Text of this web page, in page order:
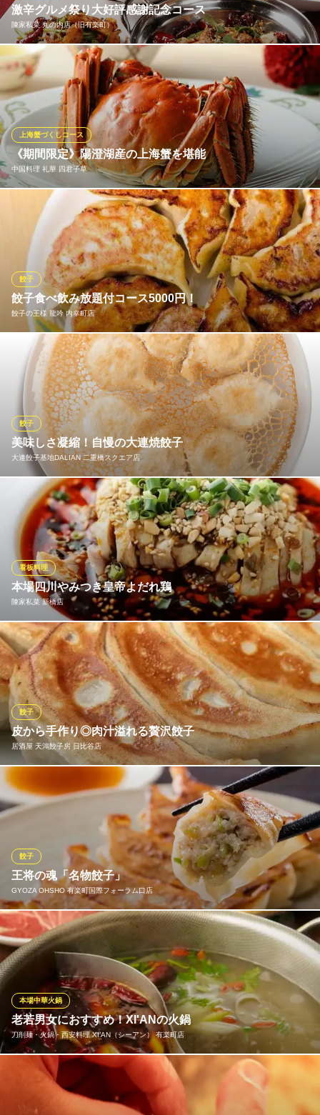
上海小籠包 厨房 阿杏 日比谷OKUROJI店
中華居酒屋
ＪＲ新橋駅 徒歩3分
東京都千代田区内幸町1-7-1 OKUROJI
激辛グルメ祭り大好評感謝記念コース
陳家私菜 丸の内店（旧有楽町）
人気イベント【激辛グルメ祭り】で毎年大行列・大人気！！ 記念
して、当店の辛くて、奥深い味わいをご堪能いただけるお料理、
全11品に飲み放題2時間が付いたコースを！
陳家私菜 丸の内店（旧有楽町）
中国政府公認レストラン
ＪＲ有楽町駅 徒歩5分
東京都千代田区丸の内3-7-10
《期間限定》陽澄湖産の上海蟹を堪能
中国料理 礼華 四君子草
上海蟹づくしコース
当店では期間限定で上海蟹を提供致します。フレンチのスタイル
を取り入れつつ、上海料理の伝統と季節感を大切にした新たな中
国料理を楽しめます。季節限定「上海蟹コース」は紹興酒漬け、
姿蒸しなど陽澄湖産上海蟹を味わえるコースです。さらに11月中
旬からはオス蟹の旨味が増し、メス蟹との食べ比べも楽しめま
す。
中国料理 礼華 四君子草
中華料理の新たな世界観
地下鉄千代田線日比谷駅 徒歩1分
東京都千代田区有楽町1-1-2 東京ミッドタウン日比谷3F
餃子食べ飲み放題付コース5000円！
餃子の王様 龍吟 内幸町店
餃子
一つ一つの餃子は大きくてボリューム満点。手作り餡は当店の自
慢！野菜と肉にしっかり味付けしているので、そのままでも美味
しくお召し上がり頂けます。各コース+500円で餃子が食べ放題に
なります!!
餃子の王様 龍吟 内幸町店
中華餃子酒場＆食べ放題
地下鉄千代田線霞ケ関駅 徒歩2分
東京都千代田区内幸町2-1-6 日比谷パークフロントB1
美味しさ凝縮！自慢の大連焼餃子
大連餃子基地DALIAN 二重橋スクエア店
餃子
名物の羽根つき大連焼き餃子は、本場の点心師が一つ一つ包みま
す！特製ブレンド粉で作るモチモチの皮、豚骨スープを練りこん
だジューシーな餡。熱々の肉汁が溢れ出す、極上の焼餃子をお楽
しみください。一口で広がる絶品の味わい。ビールやハイボール
などお好みのドリンクとお楽しみください♪
大連餃子基地DALIAN 二重橋スクエア店
本格中華酒場
都営三田線日比谷駅 徒歩1分
東京都千代田区丸の内3-2-3 丸の内二重橋ビルB1
本場四川やみつき皇帝よだれ鶏
陳家私菜 新橋店
看板料理
今は殆どの中華料理店のメインメニューになっている「よだれ
鶏」、多くの料理人が研究に食べにくる、本場の味は当店でぜ
ひ！ 四川で直接仕入れた特選15種類使用当店の技術の結晶。マス
コミ取材殺到の逸品です。
陳家私菜 新橋店
本格四川料理
都営三田線内幸町駅 徒歩1分
東京都千代田区内幸町2-2-3 日比谷国際ビルB2
皮から手作り◎肉汁溢れる贅沢餃子
居酒屋 天鴻餃子房 日比谷店
餃子
九州産の黒豚の「超粗挽き」を使用。肉の旨味・ジューシーさを
堪能できます。国産キャベツをはじめ厳選した素材・調味料・ス
パイスを使い、皮は職人の手により1枚１枚丁寧に作り上げていま
す。餃子は全8種類で、一番人気は黒豚餃子。注文が入ってから焼
き上げるアツアツできたてをビールと共に…ぜひご堪能くださ
い。
居酒屋 天鴻餃子房 日比谷店
歴史感じる餃子居酒屋
都営三田線内幸町駅A6出口直結
東京都千代田区内幸町2-2-3 日比谷国際ビルB2
王将の魂「名物餃子」
GYOZA OHSHO 有楽町国際フォーラム口店
餃子
文字通りの看板商品であり、王将の魂とも言える“餃子”。そのこだ
わりは他の追随を許しません。 主要食材（豚肉、キャベツ、ニ
ラ、にんにく、生姜、小麦粉）はすべて国産。中でもにんにくは
青森県産、小麦粉は北海道産と産地にまでこだわっています。
GYOZA OHSHO 有楽町国際フォーラム口店
餃子の王将の「新業態」
ＪＲ有楽町駅 徒歩1分
東京都千代田区丸の内3-6-16
老若男女におすすめ！XI'ANの火鍋
刀削麺・火鍋・西安料理 XI’AN（シーアン） 有楽町店
本場中華火鍋
多様なスパイスや素材が複雑に絡み合って創りだすその味は、火
鍋でなければ味わうことができない旨味と中毒性を持ちあわせ大
人気！お肉や海鮮、野菜をしゃぶしゃぶの要領でお召し上がりく